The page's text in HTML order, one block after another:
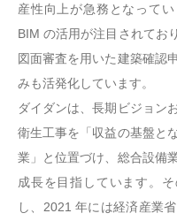
産性向上が急務となって
BIM の活用が注目されてお
図面審査を用いた建築確認
みも活発化しています。
ダイダンは、長期ビジョン
衛生工事を「収益の基盤と
業」と位置づけ、総合設備
成長を目指しています。
し、2021 年には経済産業